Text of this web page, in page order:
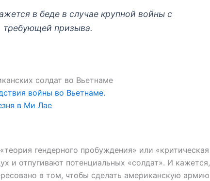
в беде в случае крупной войны с
призыва.
войны во Вьетнаме.
в Ми Лае
гендерного пробуждения» или «критическая
и отпугивают потенциальных «солдат». И кажется,
в том, чтобы сделать американскую армию